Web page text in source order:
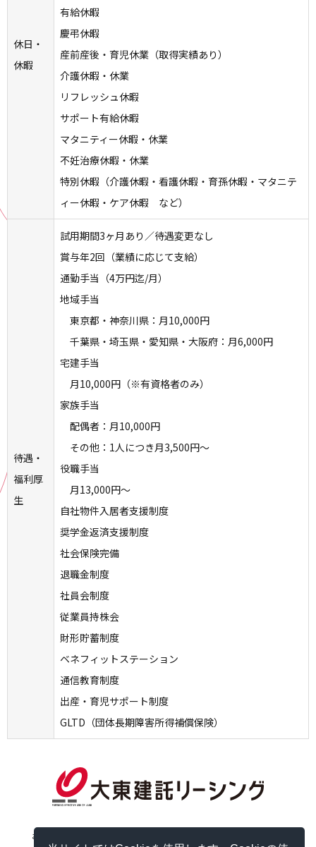
休日・
休暇
有給休暇
慶弔休暇
産前産後・育児休業（取得実績あり）
介護休暇・休業
リフレッシュ休暇
サポート有給休暇
マタニティー休暇・休業
不妊治療休暇・休業
特別休暇（介護休暇・看護休暇・育孫休暇・マタニテ
ィー休暇・ケア休暇 など）
待遇・
福利厚
生
試用期間3ヶ月あり／待遇変更なし
賞与年2回（業績に応じて支給）
通勤手当（4万円迄/月）
地域手当
東京都・神奈川県：月10,000円
千葉県・埼玉県・愛知県・大阪府：月6,000円
宅建手当
月10,000円（※有資格者のみ）
家族手当
配偶者：月10,000円
その他：1人につき月3,500円～
役職手当
月13,000円～
自社物件入居者支援制度
奨学金返済支援制度
社会保険完備
退職金制度
社員会制度
従業員持株会
財形貯蓄制度
ベネフィットステーション
通信教育制度
出産・育児サポート制度
GLTD（団体長期障害所得補償保険）
お問い合わせ